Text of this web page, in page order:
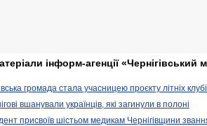
інформ-агенції «Чернігівський
громада стала учасницею проєкту літніх
вшанували українців, які загинули в полоні
присвоїв шістьом медикам Чернігівщини